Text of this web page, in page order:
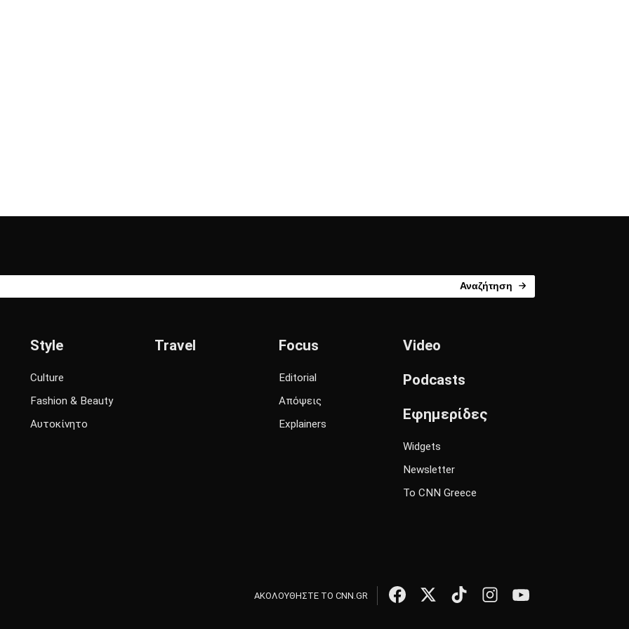
Αναζήτηση
Style
Culture
Fashion & Beauty
Αυτοκίνητο
Travel Focus
Editorial
Απόψεις
Explainers
Video
Podcasts
Εφημερίδες
Widgets
Newsletter
Το CNN Greece
ΑΚΟΛΟΥΘΗΣΤΕ ΤΟ CNN.GR